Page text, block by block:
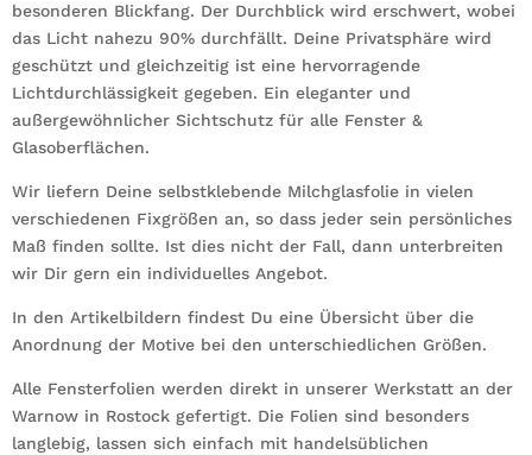
besonderen Blickfang. Der Durchblick wird erschwert, wobei
das Licht nahezu 90% durchfällt. Deine Privatsphäre wird
geschützt und gleichzeitig ist eine hervorragende
Lichtdurchlässigkeit gegeben. Ein eleganter und
außergewöhnlicher Sichtschutz für alle Fenster &
Glasoberflächen.
Wir liefern Deine selbstklebende Milchglasfolie in vielen
verschiedenen Fixgrößen an, so dass jeder sein persönliches
Maß finden sollte. Ist dies nicht der Fall, dann unterbreiten
wir Dir gern ein individuelles Angebot.
In den Artikelbildern findest Du eine Übersicht über die
Anordnung der Motive bei den unterschiedlichen Größen.
Alle Fensterfolien werden direkt in unserer Werkstatt an der
Warnow in Rostock gefertigt. Die Folien sind besonders
langlebig, lassen sich einfach mit handelsüblichen